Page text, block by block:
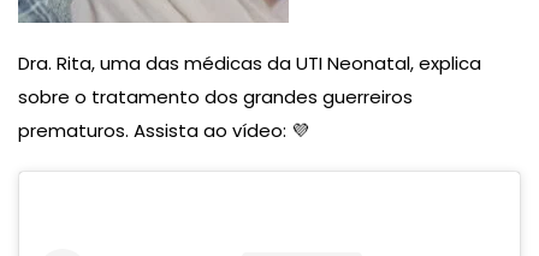
Dra. Rita, uma das médicas da UTI Neonatal, explica
sobre o tratamento dos grandes guerreiros
prematuros. Assista ao vídeo: 💜